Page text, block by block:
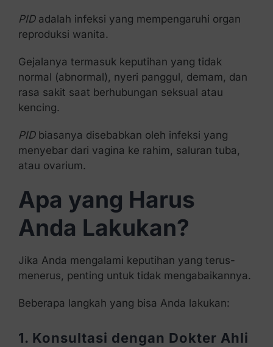
PIDadalah infeksi yang mempengaruhi organ
reproduksi wanita.
Gejalanya termasuk keputihan yang tidak
normal (abnormal), nyeri panggul, demam, dan
rasa sakit saat berhubungan seksual atau
kencing.
PIDbiasanya disebabkan oleh infeksi yang
menyebar dari vagina ke rahim, saluran tuba,
atau ovarium.
Apa yang Harus
Anda Lakukan?
Jika Anda mengalami keputihan yang terus-
menerus, penting untuk tidak mengabaikannya.
Beberapa langkah yang bisa Anda lakukan:
1. Konsultasi dengan Dokter Ahli